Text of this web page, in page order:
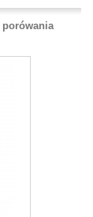
porówania